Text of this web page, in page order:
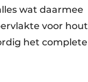
wat daarmee
voor hout
het complete